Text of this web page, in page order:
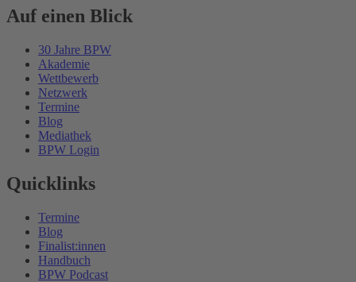
Auf einen Blick
30 Jahre BPW
Akademie
Wettbewerb
Netzwerk
Termine
Blog
Mediathek
BPW Login
Quicklinks
Termine
Blog
Finalist:innen
Handbuch
BPW Podcast